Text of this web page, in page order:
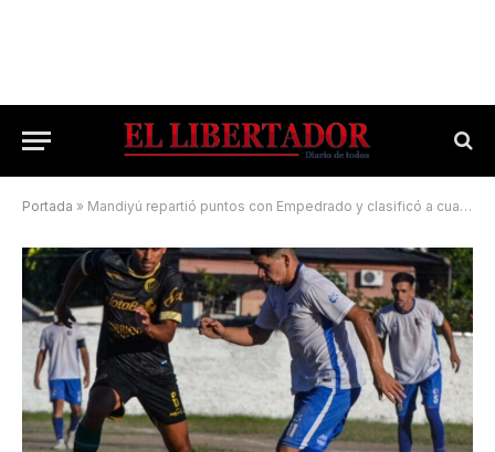
Portada » Mandiyú repartió puntos con Empedrado y clasificó a cuartos de final